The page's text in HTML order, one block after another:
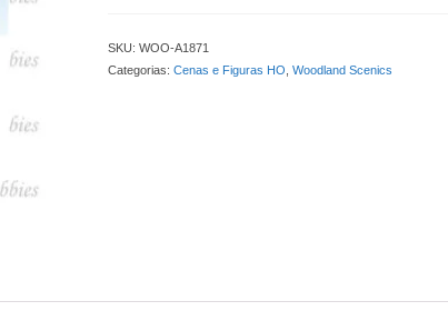
Equipamentos
-
SKU: WOO-A1871
Categorias: Cenas e Figuras HO Woodland Scenics